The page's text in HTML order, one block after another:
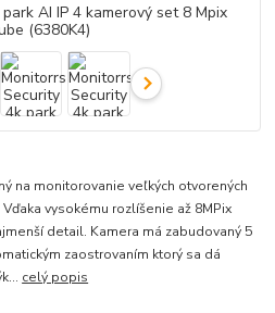
na monitorovanie veľkých otvorených
vysokému rozlíšenie až 8MPix
detail. Kamera má zabudovaný 5
zaostrovaním ktorý sa dá
celý popis